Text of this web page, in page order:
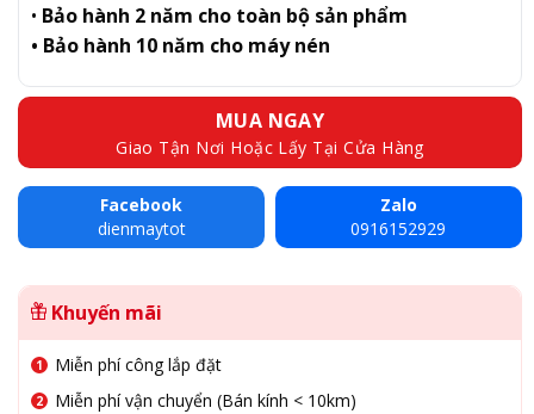
• Bảo hành 2 năm cho toàn bộ sản phẩm
• Bảo hành 10 năm cho máy nén
MUA NGAY
Giao Tận Nơi Hoặc Lấy Tại Cửa Hàng
Facebook
dienmaytot
Zalo
0916152929
Khuyến mãi
Miễn phí công lắp đặt
Miễn phí vận chuyển (Bán kính < 10km)